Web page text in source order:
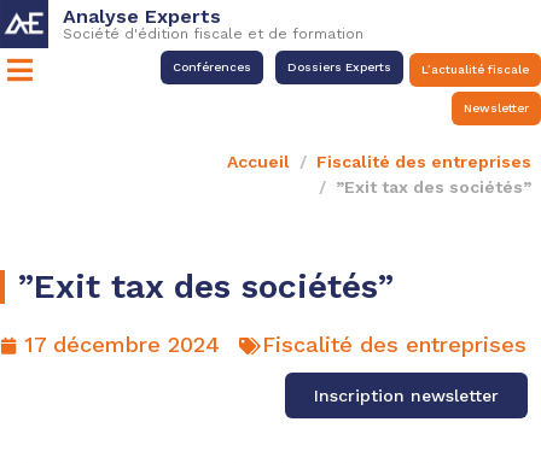
Analyse Experts
Société d'édition fiscale et de formation
Conférences Dossiers Experts L’actualité fiscale
Newsletter
Accueil
Fiscalité des entreprises
”Exit tax des sociétés”
”Exit tax des sociétés”
17 décembre 2024 Fiscalité des entreprises
Inscription newsletter